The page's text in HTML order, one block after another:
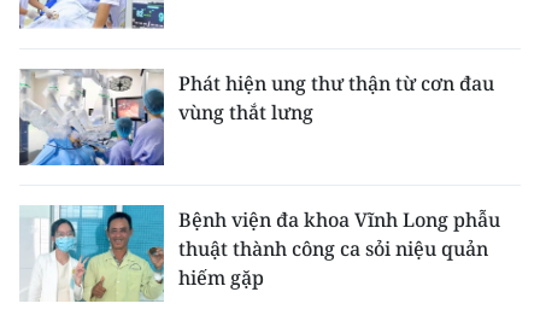
Phát hiện ung thư thận từ cơn đau
vùng thắt lưng
Bệnh viện đa khoa Vĩnh Long phẫu
thuật thành công ca sỏi niệu quản
hiếm gặp